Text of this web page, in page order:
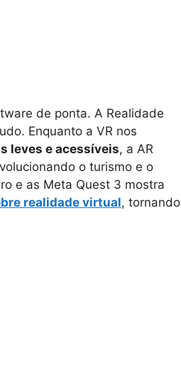
de ponta. A Realidade
Enquanto a VR nos
leves e acessíveis, a AR
o turismo e o
e as Meta Quest 3 mostra
realidade virtual, tornando